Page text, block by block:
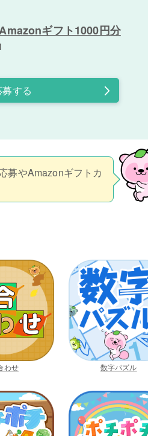
ギフト1000円分
募する
募やAmazonギフトカ
わせ 数字パズル